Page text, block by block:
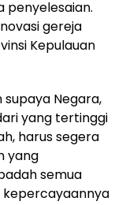
penyelesaian.
gereja
Kepulauan
Negara,
yang tertinggi
harus segera
yang
semua